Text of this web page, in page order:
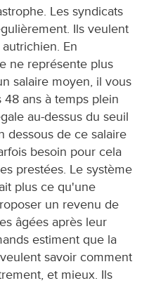
Les syndicats
Ils veulent
En
ne représente plus
salaire moyen, il vous
ans à temps plein
au-dessus du seuil
dessous de ce salaire
besoin pour cela
prestées. Le système
plus ce qu'une
un revenu de
âgées après leur
estiment que la
savoir comment
et mieux. Ils